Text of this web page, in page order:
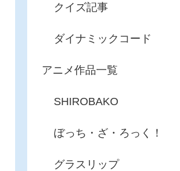
クイズ記事
ダイナミックコード
アニメ作品一覧
SHIROBAKO
ぼっち・ざ・ろっく！
グラスリップ